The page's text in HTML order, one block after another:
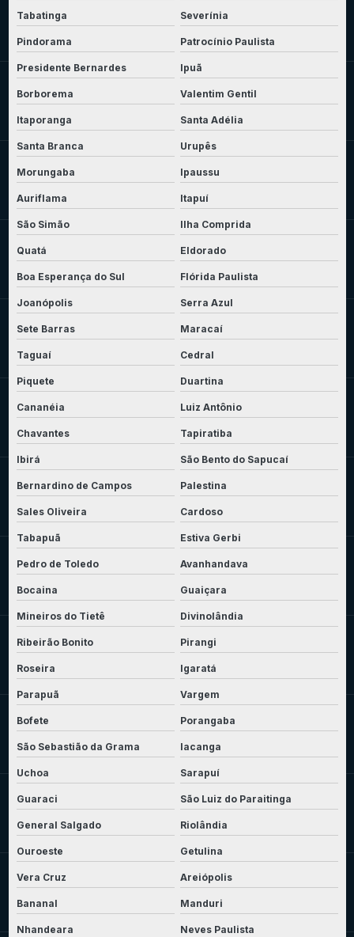
Tabatinga Severínia
Pindorama Patrocínio Paulista
Presidente Bernardes Ipuã
Borborema Valentim Gentil
Itaporanga Santa Adélia
Santa Branca Urupês
Morungaba Ipaussu
Auriflama Itapuí
São Simão Ilha Comprida
Quatá Eldorado
Boa Esperança do Sul Flórida Paulista
Joanópolis Serra Azul
Sete Barras Maracaí
Taguaí Cedral
Piquete Duartina
Cananéia Luiz Antônio
Chavantes Tapiratiba
Ibirá São Bento do Sapucaí
Bernardino de Campos Palestina
Sales Oliveira Cardoso
Tabapuã Estiva Gerbi
Pedro de Toledo Avanhandava
Bocaina Guaiçara
Mineiros do Tietê Divinolândia
Ribeirão Bonito Pirangi
Roseira Igaratá
Parapuã Vargem
Bofete Porangaba
São Sebastião da Grama Iacanga
Uchoa Sarapuí
Guaraci São Luiz do Paraitinga
General Salgado Riolândia
Ouroeste Getulina
Vera Cruz Areiópolis
Bananal Manduri
Nhandeara Neves Paulista